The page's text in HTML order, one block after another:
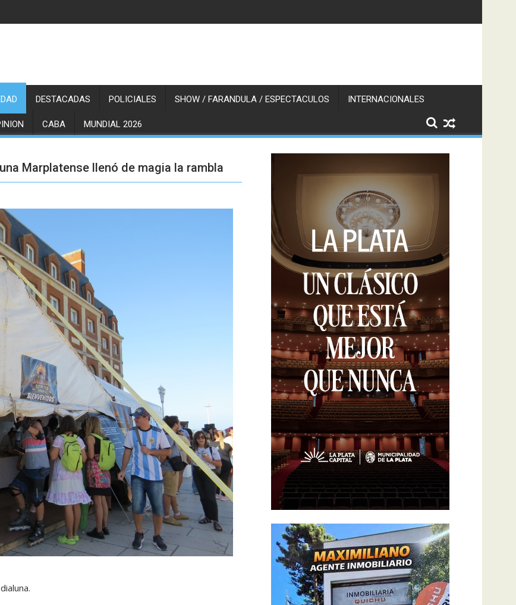
DESTACADAS POLICIALES SHOW / FARANDULA / ESPECTACULOS INTERNACIONALES
CABA MUNDIAL 2026
Marplatense llenó de magia la rambla